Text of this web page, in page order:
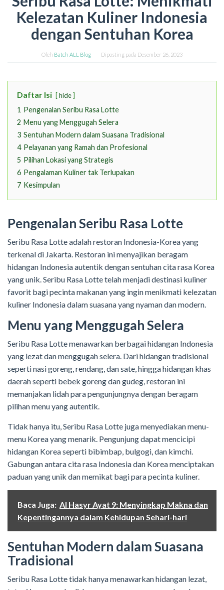
Kelezatan Kuliner Indonesia
dengan Sentuhan Korea
Oleh Batch ALL Blog Diposting pada Desember 26, 2023
Daftar Isi hide
1 Pengenalan Seribu Rasa Lotte
2 Menu yang Menggugah Selera
3 Sentuhan Modern dalam Suasana Tradisional
4 Pelayanan yang Ramah dan Profesional
5 Pilihan Lokasi yang Strategis
6 Pengalaman Kuliner tak Terlupakan
7 Kesimpulan
Pengenalan Seribu Rasa Lotte
Seribu Rasa Lotte adalah restoran Indonesia-Korea yang
terkenal di Jakarta. Restoran ini menyajikan beragam
hidangan Indonesia autentik dengan sentuhan cita rasa Korea
yang unik. Seribu Rasa Lotte telah menjadi destinasi kuliner
favorit bagi pecinta makanan yang ingin menikmati kelezatan
kuliner Indonesia dalam suasana yang nyaman dan modern.
Menu yang Menggugah Selera
Seribu Rasa Lotte menawarkan berbagai hidangan Indonesia
yang lezat dan menggugah selera. Dari hidangan tradisional
seperti nasi goreng, rendang, dan sate, hingga hidangan khas
daerah seperti bebek goreng dan gudeg, restoran ini
memanjakan lidah para pengunjungnya dengan beragam
pilihan menu yang autentik.
Tidak hanya itu, Seribu Rasa Lotte juga menyediakan menu-
menu Korea yang menarik. Pengunjung dapat mencicipi
hidangan Korea seperti bibimbap, bulgogi, dan kimchi.
Gabungan antara cita rasa Indonesia dan Korea menciptakan
paduan yang unik dan memikat bagi para pecinta kuliner.
Baca Juga: Al Hasyr Ayat 9: Menyingkap Makna dan
Kepentingannya dalam Kehidupan Sehari-hari
Sentuhan Modern dalam Suasana
Tradisional
Seribu Rasa Lotte tidak hanya menawarkan hidangan lezat,